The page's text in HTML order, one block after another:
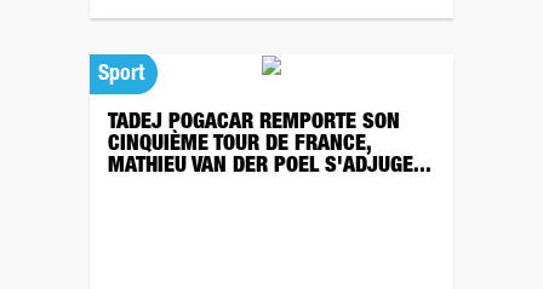
Sport
TADEJ POGACAR REMPORTE SON
CINQUIÈME TOUR DE FRANCE,
MATHIEU VAN DER POEL S'ADJUGE...